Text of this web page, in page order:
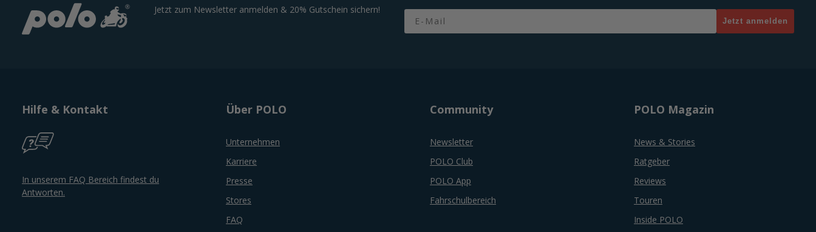
Jetzt zum Newsletter anmelden & 20% Gutschein sichern! Email
Jetzt anmelden
Hilfe & Kontakt
In unserem FAQ Bereich findest du
Antworten.
Über POLO
Unternehmen
Karriere
Presse
Stores
FAQ
Community
Newsletter
POLO Club
POLO App
Fahrschulbereich
POLO Magazin
News & Stories
Ratgeber
Reviews
Touren
Inside POLO